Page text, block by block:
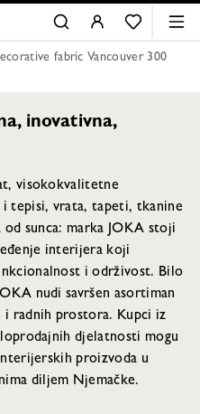
fabric Vancouver 300
inovativna,
visokokvalitetne
i tepisi, vrata, tapeti, tkanine
sunca: marka JOKA stoji
interijera koji
i održivost. Bilo
nudi savršen asortiman
i radnih prostora. Kupci iz
djelatnosti mogu
proizvoda u
diljem Njemačke.